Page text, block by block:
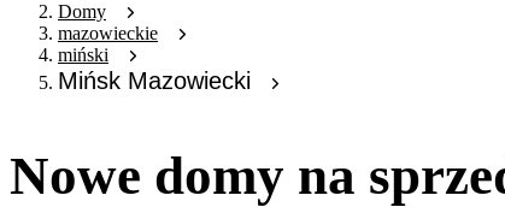
Domy
mazowieckie
miński
Mińsk Mazowiecki
Nowe domy na